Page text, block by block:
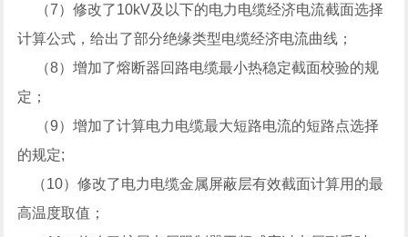
（7）修改了10kV及以下的电力电缆经济电流截面选择
计算公式，给出了部分绝缘类型电缆经济电流曲线；
（8）增加了熔断器回路电缆最小热稳定截面校验的规
定；
（9）增加了计算电力电缆最大短路电流的短路点选择
的规定;
（10）修改了电力电缆金属屏蔽层有效截面计算用的最
高温度取值；